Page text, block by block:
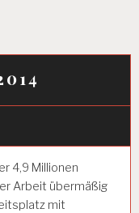
4,9 Millionen
Arbeit übermäßig
mit